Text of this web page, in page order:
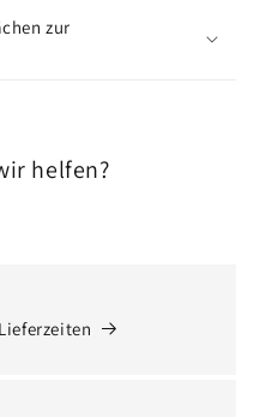
zur
helfen?